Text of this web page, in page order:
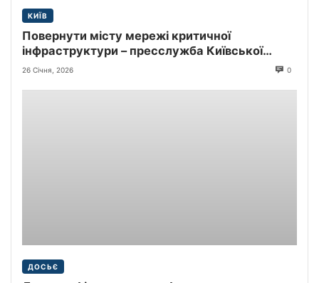
КИЇВ
Повернути місту мережі критичної
інфраструктури – пресслужба Київської
міської прокуратури
26 Січня, 2026 0
ДОСЬЄ